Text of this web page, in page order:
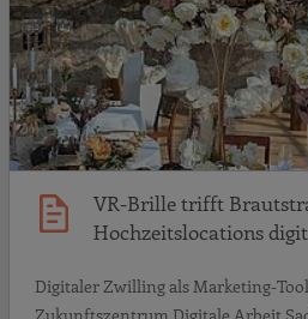
VR-Brille trifft
Hochzeitslocations
Digitaler Zwilling als Marketing-